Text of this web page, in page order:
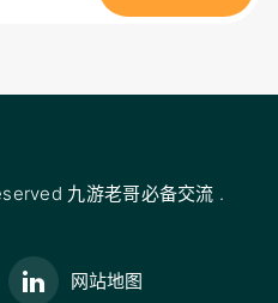
九游老哥必备交流 .
网站地图